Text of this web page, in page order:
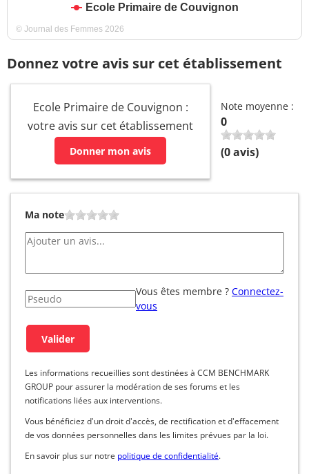
Ecole Primaire de Couvignon
© Journal des Femmes 2026
Donnez votre avis sur cet établissement
Ecole Primaire de Couvignon :
votre avis sur cet établissement
Donner mon avis
Note moyenne :
0
(0avis)
Ma note
Vous êtes membre ? Connectez-
vous
Les informations recueillies sont destinées à CCM BENCHMARK
GROUP pour assurer la modération de ses forums et les
notifications liées aux interventions.
Vous bénéficiez d'un droit d'accès, de rectification et d'effacement
de vos données personnelles dans les limites prévues par la loi.
En savoir plus sur notre politique de confidentialité.